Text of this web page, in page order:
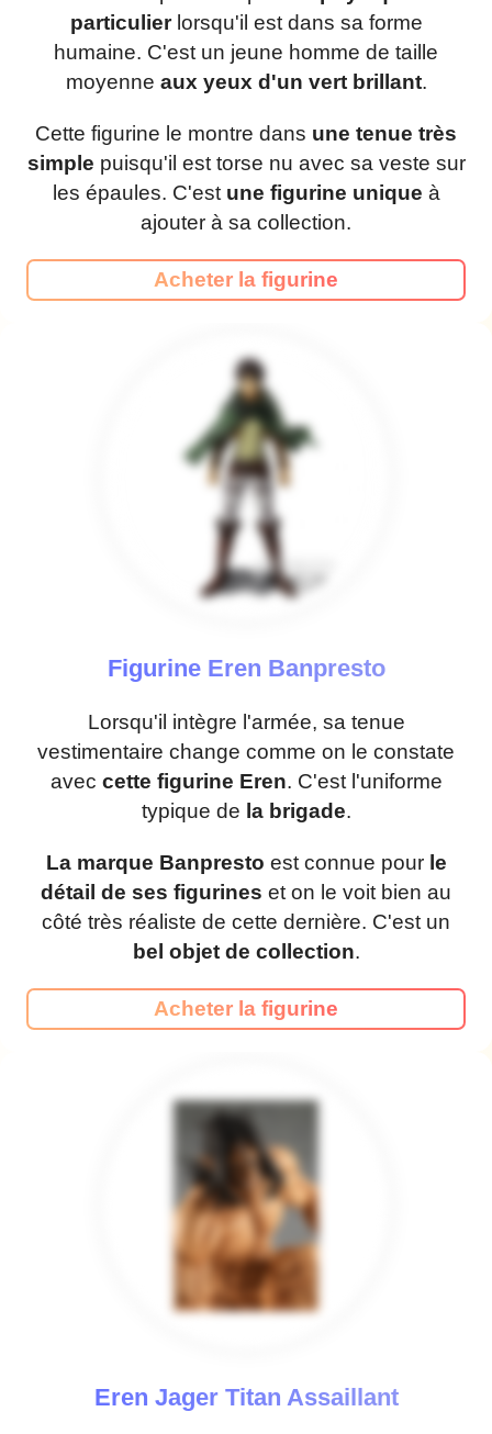
particulierlorsqu'il est dans sa forme
humaine. C'est un jeune homme de taille
moyenne aux yeux d'un vert brillant.
Cette figurine le montre dans une tenue très
simple puisqu'il est torse nu avec sa veste sur
les épaules. C'est une figurine unique à
ajouter à sa collection.
Acheter la figurine
Figurine Eren Banpresto
Lorsqu'il intègre l'armée, sa tenue
vestimentaire change comme on le constate
avec cette figurine Eren. C'est l'uniforme
typique de la brigade.
La marque Banpresto est connue pour le
détail de ses figurines et on le voit bien au
côté très réaliste de cette dernière. C'est un
bel objet de collection.
Acheter la figurine
Eren Jager Titan Assaillant